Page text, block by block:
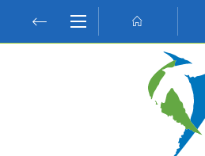
Przejdź do menu.
Przejdź do wyszukiwarki.
Przejdź do treści.
Przejdź do ustawień wielkości
Włącz wersję kontrastową